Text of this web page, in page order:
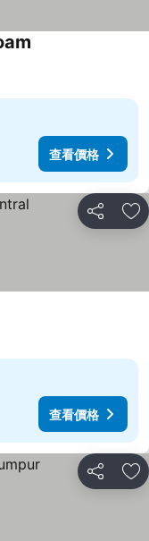
查看價格
分享 加
查看價格
分享 加